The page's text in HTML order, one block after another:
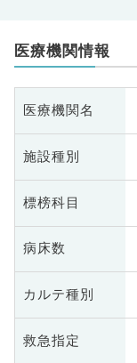
医療機関情報
医療機関名
施設種別
標榜科目
病床数
カルテ種別
救急指定